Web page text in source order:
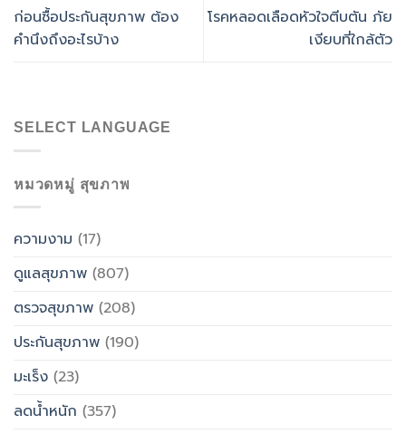
ก่อนซื้อประกันสุขภาพ ต้อง
คำนึงถึงอะไรบ้าง
โรคหลอดเลือดหัวใจตีบตัน ภัย
เงียบที่ใกล้ตัว
SELECT LANGUAGE
หมวดหมู่ สุขภาพ
ความงาม (17)
ดูแลสุขภาพ (807)
ตรวจสุขภาพ (208)
ประกันสุขภาพ (190)
มะเร็ง (23)
ลดน้ำหนัก (357)